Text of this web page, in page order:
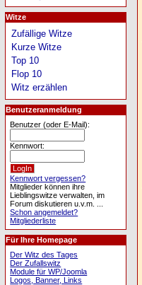
Witze
Zufällige Witze
Kurze Witze
Top 10
Flop 10
Witz erzählen
Benutzeranmeldung
Benutzer (oder E-Mail):
Kennwort:
Kennwort vergessen?
Mitglieder können ihre
Lieblingswitze verwalten, im
Forum diskutieren u.v.m. ...
Schon angemeldet?
Mitgliederliste
Für Ihre Homepage
Der Witz des Tages
Der Zufallswitz
Module für WP/Joomla
Logos, Banner, Links